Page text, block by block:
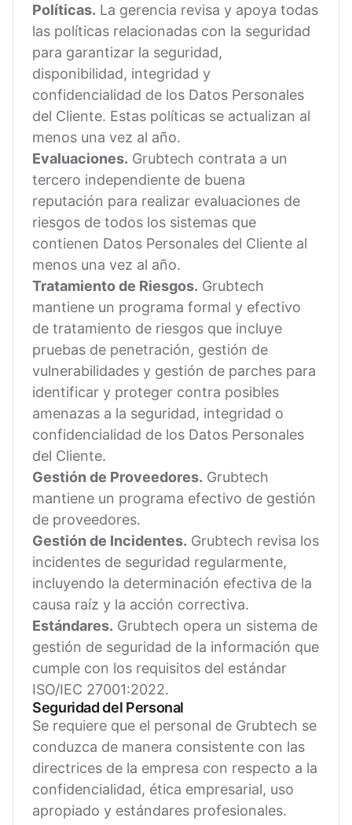
Políticas. La gerencia revisa y apoya todas
las políticas relacionadas con la seguridad
para garantizar la seguridad,
disponibilidad, integridad y
confidencialidad de los Datos Personales
del Cliente. Estas políticas se actualizan al
menos una vez al año.
Evaluaciones. Grubtech contrata a un
tercero independiente de buena
reputación para realizar evaluaciones de
riesgos de todos los sistemas que
contienen Datos Personales del Cliente al
menos una vez al año.
Tratamiento de Riesgos. Grubtech
mantiene un programa formal y efectivo
de tratamiento de riesgos que incluye
pruebas de penetración, gestión de
vulnerabilidades y gestión de parches para
identificar y proteger contra posibles
amenazas a la seguridad, integridad o
confidencialidad de los Datos Personales
del Cliente.
Gestión de Proveedores. Grubtech
mantiene un programa efectivo de gestión
de proveedores.
Gestión de Incidentes. Grubtech revisa los
incidentes de seguridad regularmente,
incluyendo la determinación efectiva de la
causa raíz y la acción correctiva.
Estándares. Grubtech opera un sistema de
gestión de seguridad de la información que
cumple con los requisitos del estándar
ISO/IEC 27001:2022.
Seguridad del Personal
Se requiere que el personal de Grubtech se
conduzca de manera consistente con las
directrices de la empresa con respecto a la
confidencialidad, ética empresarial, uso
apropiado y estándares profesionales.